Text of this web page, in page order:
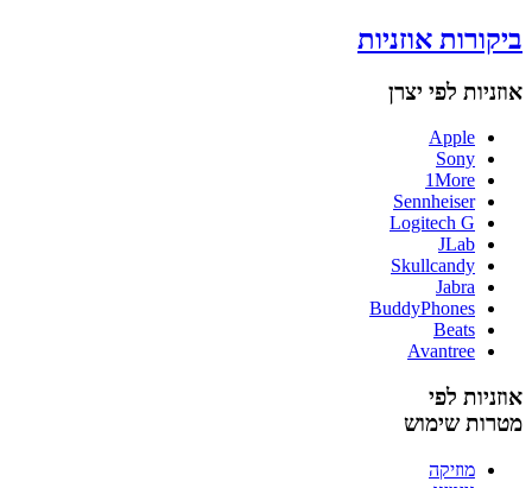
ביקורות אוזניות
אוזניות לפי יצרן
Apple
Sony
1More
Sennheiser
Logitech G
JLab
Skullcandy
Jabra
BuddyPhones
Beats
Avantree
אוזניות לפי
מטרות שימוש
מוזיקה